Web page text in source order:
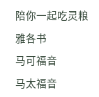
陪你一起吃灵粮
雅各书
马可福音
马太福音